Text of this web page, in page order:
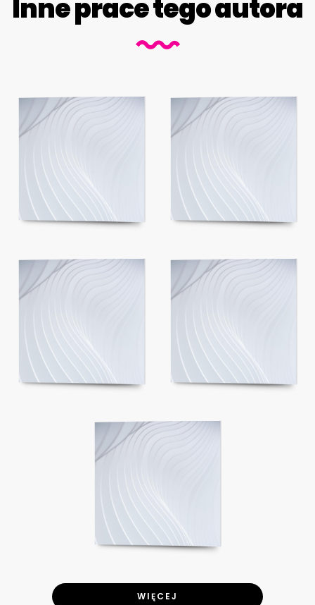
Inne prace tego autora
WIĘCEJ